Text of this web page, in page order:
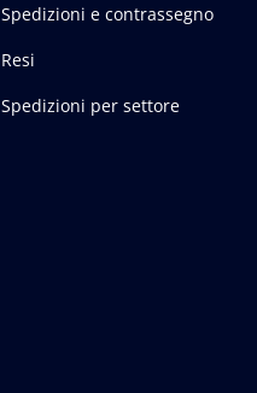
Spedizioni e contrassegno
Resi
Spedizioni per settore